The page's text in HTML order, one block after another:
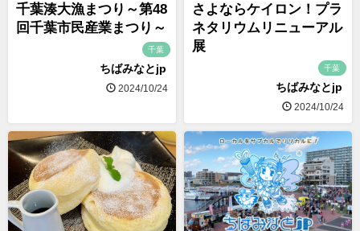
千葉湊大漁まつり～第48
回千葉市民産業まつり～
千葉
ちばみなとjp
2024/10/24
さよならケイロン！プラ
ネタリウムリニューアル
展
千葉
ちばみなとjp
2024/10/24